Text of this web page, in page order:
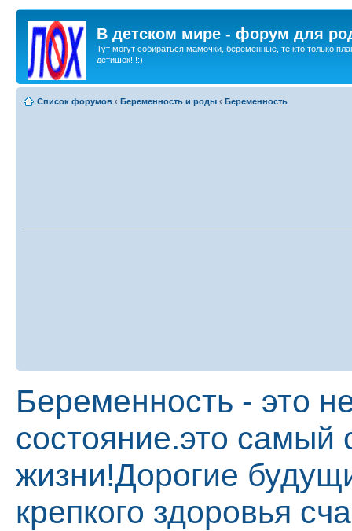
В детском мире - форум для
Тут могут собираться мамочки, беременные, те кто только
детишек!!!:)
Список форумов ‹ Беременность и роды ‹ Беременность
Беременность - это
состояние.это самый
жизни!Дорогие
крепкого здоровья